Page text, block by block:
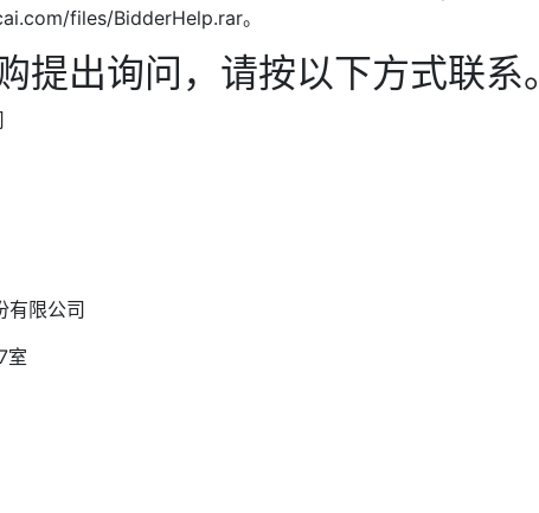
files/BidderHelp.rar。
提出询问，请按以下方式联系。
有限公司
室